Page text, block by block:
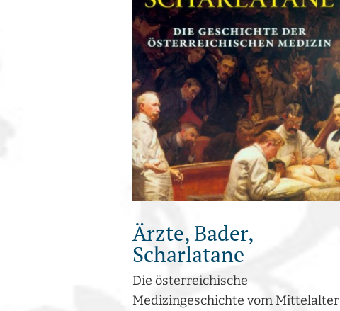
Ärzte, Bader,
Scharlatane
Die österreichische
Medizingeschichte vom Mittelalter